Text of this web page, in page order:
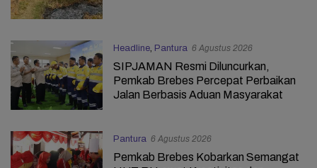
Headline, Pantura 6 Agustus 2026
SIPJAMAN Resmi Diluncurkan,
Pemkab Brebes Percepat Perbaikan
Jalan Berbasis Aduan Masyarakat
Pantura 6 Agustus 2026
Pemkab Brebes Kobarkan Semangat